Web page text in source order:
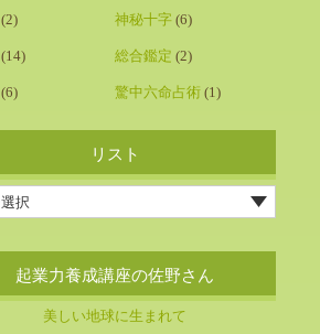
(2) 神秘十字 (6)
(14) 総合鑑定 (2)
(6) 驚中六命占術 (1)
リスト
起業力養成講座の佐野さん
美しい地球に生まれて